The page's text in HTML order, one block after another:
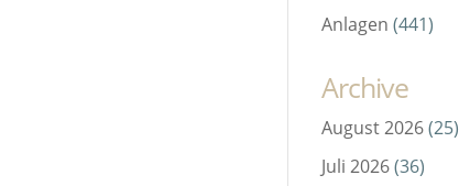
Anlagen (441)
Archive
August 2026(25)
Juli 2026(36)